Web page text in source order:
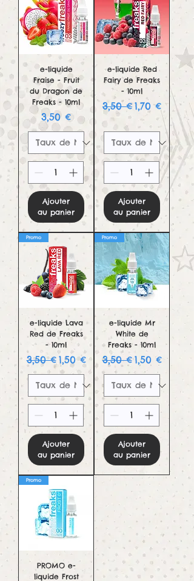
e-liquide
Fraise - Fruit
du Dragon de
Freaks - 10ml
Prix
3,50 €
Ajouter
au panier
e-liquide Red
Fairy de Freaks
- 10ml
Prix original
3,50 € Prix
1,70 €
Ajouter
au panier
Promo
e-liquide Lava
Red de Freaks
- 10ml
Prix original
3,50 € Prix promotionnel
1,50 €
Ajouter
au panier
Promo
e-liquide Mr
White de
Freaks - 10ml
Prix original
3,50 €Prix
1,50 €
Ajouter
au panier
Promo
PROMO e-
liquide Frost